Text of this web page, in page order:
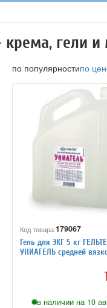
крема, гели и
по популярностипо
Код товара:179067
Гель для ЭКГ 5 кг
УНИАГЕЛЬ средней
в наличии на 10